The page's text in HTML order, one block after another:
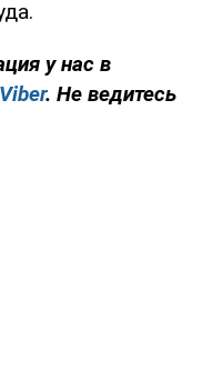
у нас в
Viber. Не ведитесь